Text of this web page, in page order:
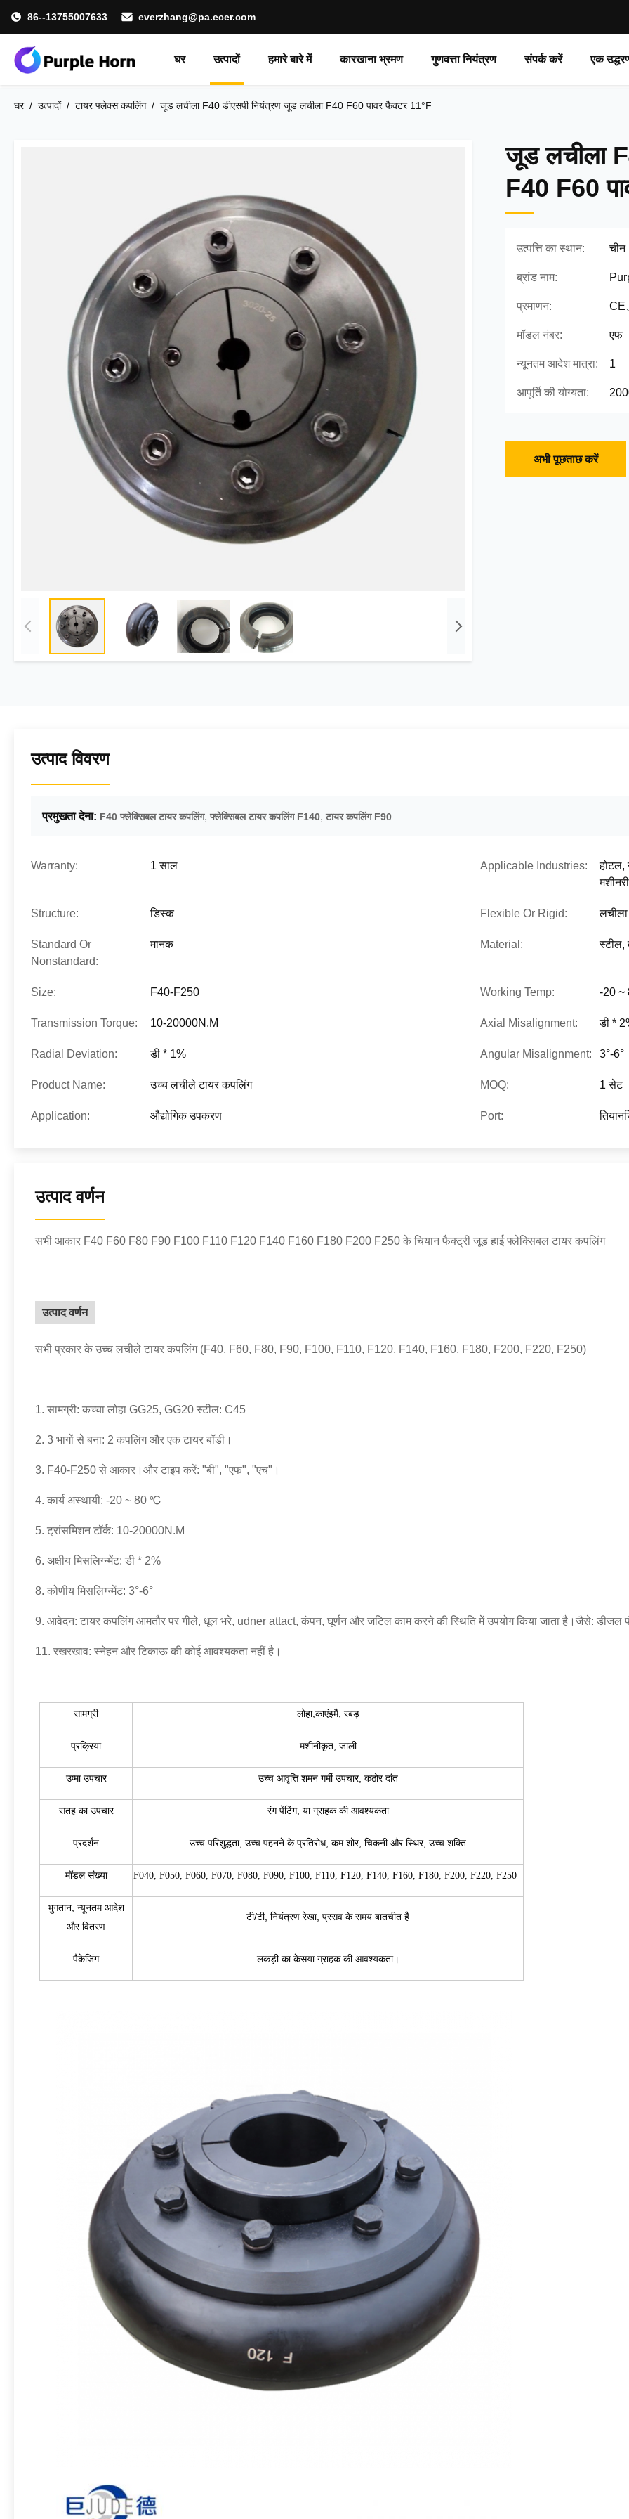
86--13755007633 everzhang@pa.ecer.com
घर उत्पादों हमारे बारे में कारखाना भ्रमण गुणवत्ता नियंत्रण संपर्क करें एक
घर/ उत्पादों/ टायर फ्लेक्स कपलिंग/ जूड लचीला F40 डीएसपी नियंत्रण जूड लचीला F40 F60 पावर फैक्टर 11°F
जूड लचीला
F40 F60
उत्पत्ति का स्थान: चीन
ब्रांड नाम:
प्रमाणन: CE
मॉडल नंबर: एफ
न्यूनतम आदेश मात्रा: 1
आपूर्ति की योग्यता:
अभी पूछताछ करें
उत्पाद विवरण
प्रमुखता देना: F40 फ्लेक्सिबल टायर कपलिंग, फ्लेक्सिबल टायर कपलिंग F140, टायर कपलिंग F90
Warranty: 1 साल Applicable Industries:
होटल,
Structure: डिस्क Flexible Or Rigid: लचीला
Standard Or
Nonstandard:
मानक Material: स्टील,
Size: F40-F250 Working Temp: -20
Transmission Torque: 10-20000N.M Axial Misalignment: डी *
Radial Deviation: डी * 1% Angular Misalignment: 3°-6°
Product Name: उच्च लचीले टायर कपलिंग MOQ: 1 सेट
Application: औद्योगिक उपकरण Port:
उत्पाद वर्णन
सभी आकार F40 F60 F80 F90 F100 F110 F120 F140 F160 F180 F200 F250 के चियान फैक्ट्री जूड हाई फ्लेक्सिबल टायर कपलिंग
उत्पाद वर्णन
सभी प्रकार के उच्च लचीले टायर कपलिंग (F40, F60, F80, F90, F100, F110, F120, F140, F160, F180, F200, F220, F250)
1. सामग्री: कच्चा लोहा GG25, GG20 स्टील: C45
2. 3 भागों से बना: 2 कपलिंग और एक टायर बॉडी।
3. F40-F250 से आकार।और टाइप करें: "बी", "एफ", "एच"।
4. कार्य अस्थायी: -20 ~ 80 ℃
5. ट्रांसमिशन टॉर्क: 10-20000N.M
6. अक्षीय मिसलिग्न्मेंट: डी * 2%
8. कोणीय मिसलिग्न्मेंट: 3°-6°
9. आवेदन: टायर कपलिंग आमतौर पर गीले, धूल भरे, udner attact, कंपन, घूर्णन और जटिल काम करने की स्थिति में उपयोग किया जाता है।जैसे: डीजल
11. रखरखाव: स्नेहन और टिकाऊ की कोई आवश्यकता नहीं है।
सामग्री लोहा,काएंइमैं, रबड़
प्रक्रिया मशीनीकृत, जाली
उष्मा उपचार उच्च आवृत्ति शमन गर्मी उपचार, कठोर दांत
सतह का उपचार रंग पेंटिंग, या ग्राहक की आवश्यकता
प्रदर्शन उच्च परिशुद्धता, उच्च पहनने के प्रतिरोध, कम शोर, चिकनी और स्थिर, उच्च शक्ति
मॉडल संख्या F040, F050, F060, F070, F080, F090, F100, F110, F120, F140, F160, F180, F200, F220, F250
भुगतान, न्यूनतम आदेश
और वितरण
टी/टी, नियंत्रण रेखा, प्रसव के समय बातचीत है
पैकेजिंग लकड़ी का केसया ग्राहक की आवश्यकता।